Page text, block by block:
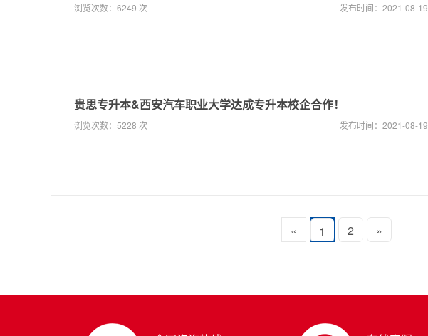
浏览次数： 6249 次 发布时间： 2021-08-19
贵思专升本&西安汽车职业大学达成专升本校企合作！
浏览次数： 5228 次 发布时间： 2021-08-19
« 1 2 »